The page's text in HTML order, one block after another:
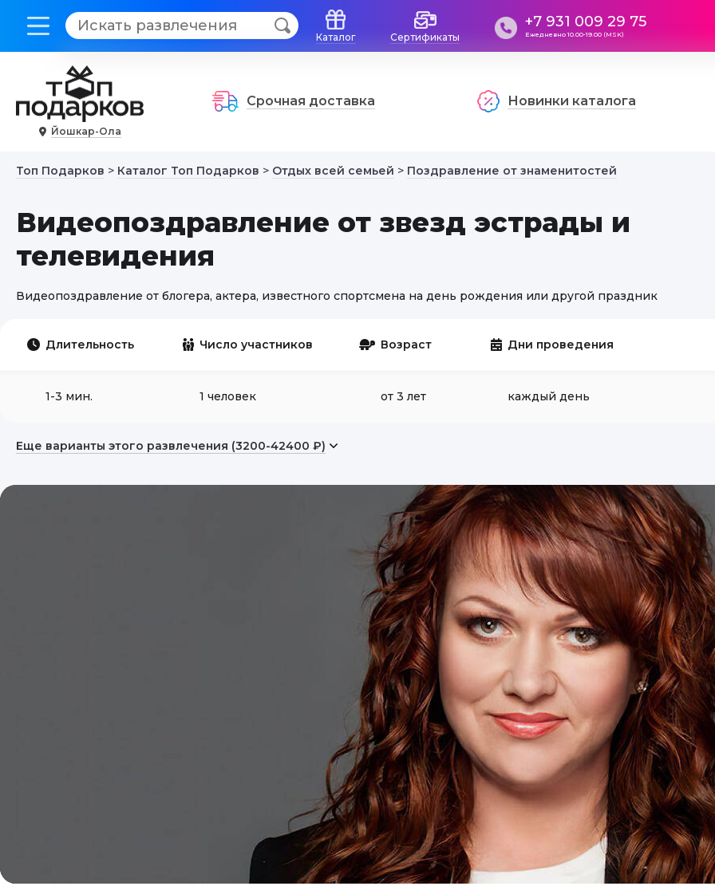
Каталог Сертификаты
+7 931 009 29 75
Ежедневно 10.00-19.00 (MSK)
Йошкар-Ола
Срочная доставка Новинки каталога
Топ Подарков > Каталог Топ Подарков > Отдых всей семьей > Поздравление от знаменитостей
Видеопоздравление от звезд эстрады и
телевидения
Видеопоздравление от блогера, актера, известного спортсмена на день рождения или другой праздник
Длительность Число участников Возраст Дни проведения
1-3 мин. 1 человек от 3 лет каждый день
Еще варианты этого развлечения (3200-42400 ₽)